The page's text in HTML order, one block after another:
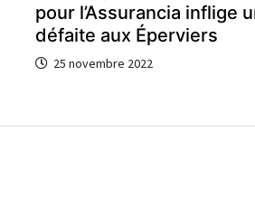
pour l’Assurancia inflige
défaite aux Éperviers
25 novembre 2022